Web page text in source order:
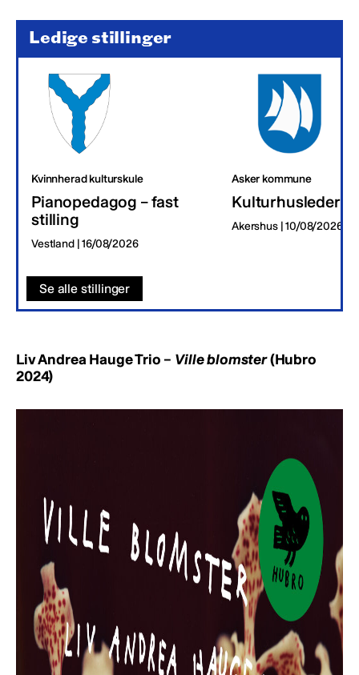
Ledige stillinger
Kvinnherad kulturskule
Pianopedagog – fast
stilling
Vestland | 16/08/2026
Asker kommune
Kulturhusleder
Akershus | 10/08/2026
Se alle stillinger
Liv Andrea Hauge Trio – Ville blomster(Hubro
2024)